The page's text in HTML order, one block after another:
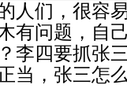
人们，很容
有问题，自
李四要抓张
当，张三怎